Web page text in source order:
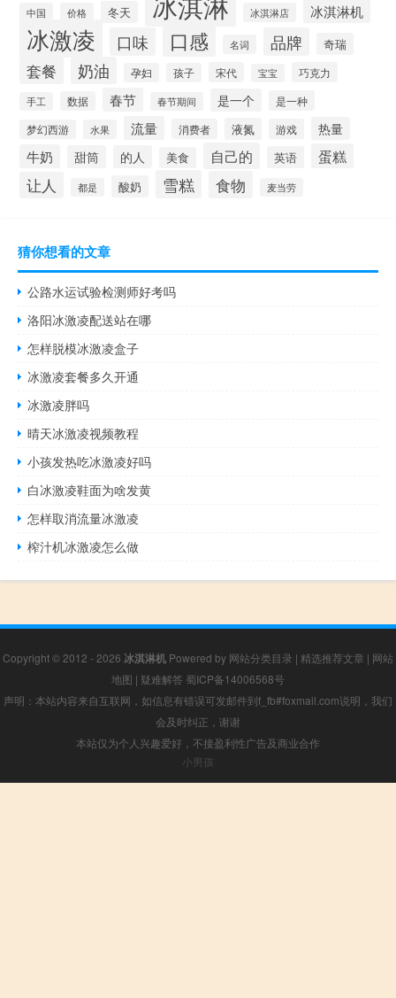
中国 价格 冬天 冰淇淋店 冰淇淋机
冰激凌 口味 口感 名词 品牌 奇瑞
套餐 奶油 孕妇 孩子 宋代 宝宝 巧克力
手工 数据 春节 春节期间 是一个 是一种
梦幻西游 水果 流量 消费者 液氮 游戏 热量
牛奶 甜筒 的人 美食 自己的 英语 蛋糕
让人 都是 酸奶 雪糕 食物 麦当劳
猜你想看的文章
公路水运试验检测师好考吗
洛阳冰激凌配送站在哪
怎样脱模冰激凌盒子
冰激凌套餐多久开通
冰激凌胖吗
晴天冰激凌视频教程
小孩发热吃冰激凌好吗
白冰激凌鞋面为啥发黄
怎样取消流量冰激凌
榨汁机冰激凌怎么做
Copyright © 2012 - 2026 冰淇淋机 Powered by 网站分类目录 | 精选推荐文章 | 网站
地图 | 疑难解答 蜀ICP备14006568号
声明：本站内容来自互联网，如信息有错误可发邮件到f_fb#foxmail.com说明，我们
会及时纠正，谢谢
本站仅为个人兴趣爱好，不接盈利性广告及商业合作
小男孩